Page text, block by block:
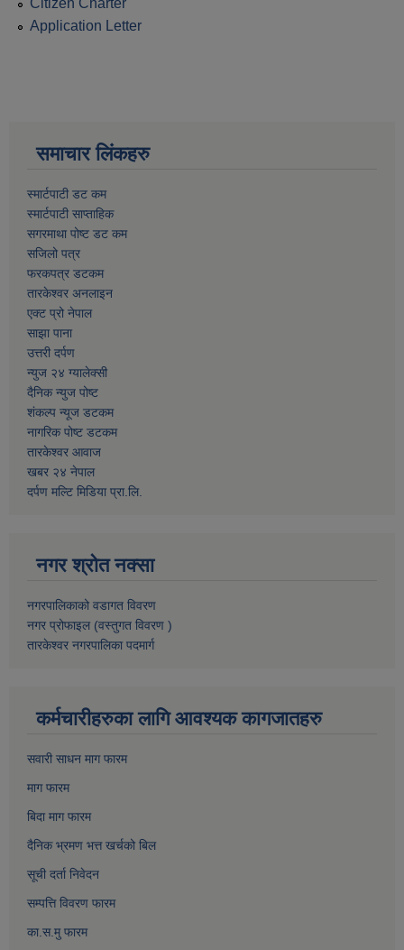
Citizen Charter
Application Letter
समाचार लिंकहरु
स्मार्टपाटी डट कम
स्मार्टपाटी साप्ताहिक
सगरमाथा पोष्ट डट कम
सजिलो पत्र
फरकपत्र डटकम
तारकेश्वर अनलाइन
एक्ट प्रो नेपाल
साझा पाना
उत्तरी दर्पण
न्युज २४ ग्यालेक्सी
दैनिक न्युज पोष्ट
शंकल्प न्यूज डटकम
नागरिक पोष्ट डटकम
तारकेश्वर आवाज
खबर २४ नेपाल
दर्पण मल्टि मिडिया प्रा.लि.
नगर श्रोत नक्सा
नगरपालिकाको वडागत विवरण
नगर प्रोफाइल (वस्तुगत विवरण )
तारकेश्वर नगरपालिका पदमार्ग
कर्मचारीहरुका लागि आवश्यक कागजातहरु
सवारी साधन माग फारम
माग फारम
बिदा माग फारम
दैनिक भ्रमण भत्त खर्चको बिल
सूची दर्ता निवेदन
सम्पत्ति विवरण फारम
का.स.मु फारम